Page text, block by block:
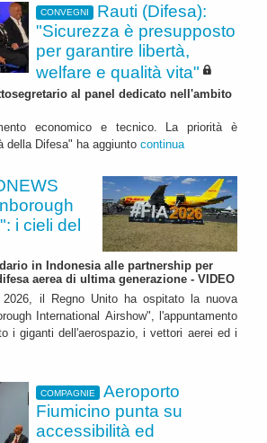
CONVEGNI
Rauti (Difesa):
"Sicurezza è presupposto
per garantire libertà,
welfare e qualità vita"
al panel dedicato nell'ambito
economico e tecnico. La priorità è
della Difesa" ha aggiunto continua
i cieli del
in Indonesia alle partnership per
aerea di ultima generazione - VIDEO
il Regno Unito ha ospitato la nuova
International Airshow", l'appuntamento
i giganti dell'aerospazio, i vettori aerei ed i
COMPAGNIE
Aeroporto
Fiumicino punta su
accessibilità ed